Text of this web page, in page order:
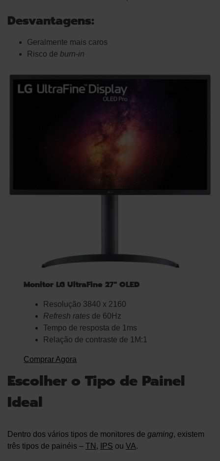
Desvantagens:
Geralmente mais caros
Risco de burn-in
Monitor LG UltraFine 27″ OLED
Resolução 3840 x 2160
Refresh rates de 60Hz
Tempo de resposta de 1ms
Relação de contraste de 1M:1
Comprar Agora
Escolher o Tipo de Painel
Ideal
Dentro dos vários tipos de monitores de gaming, existem
três tipos de painéis – TN , IPS ou VA.